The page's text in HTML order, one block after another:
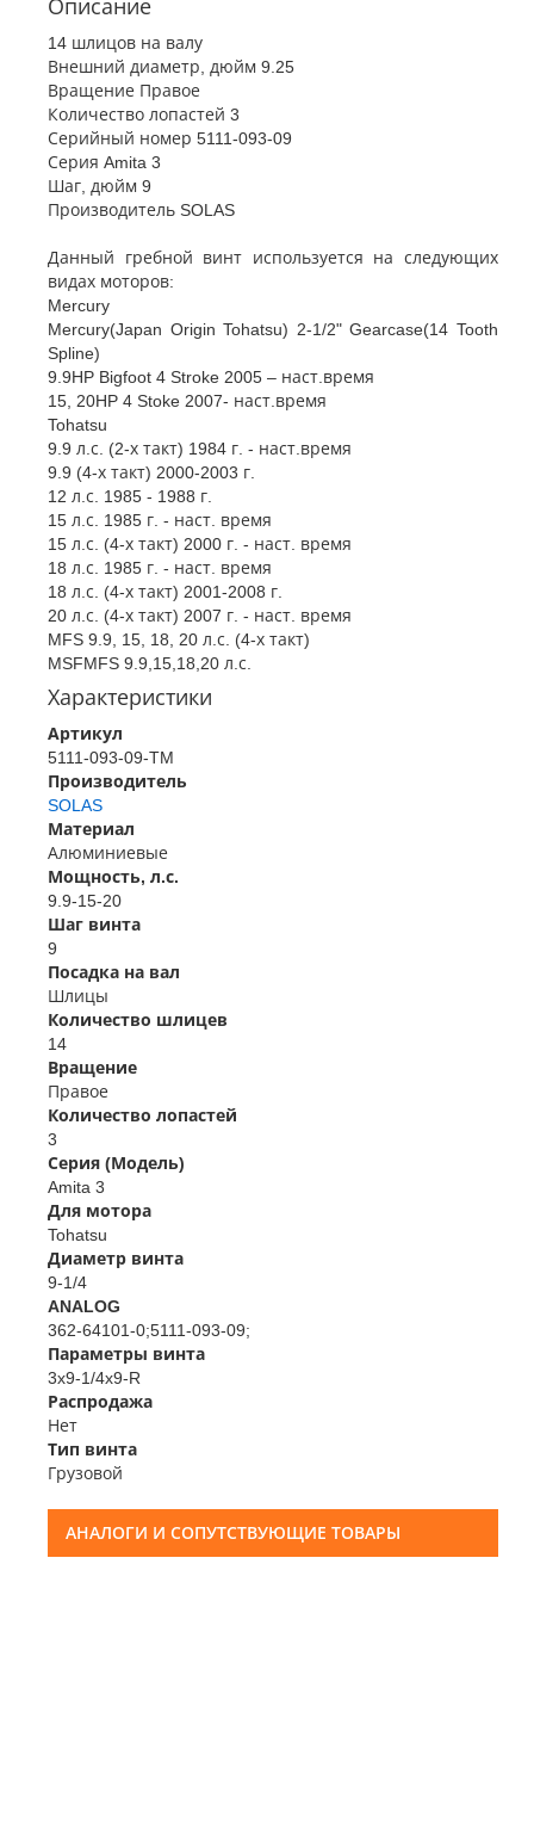
Описание
14 шлицов на валу
Внешний диаметр, дюйм 9.25
Вращение Правое
Количество лопастей 3
Серийный номер 5111-093-09
Серия Amita 3
Шаг, дюйм 9
Производитель SOLAS
Данный гребной винт используется на следующих
видах моторов:
Mercury
Mercury(Japan Origin Tohatsu) 2-1/2" Gearcase(14 Tooth
Spline)
9.9HP Bigfoot 4 Stroke 2005 – наст.время
15, 20HP 4 Stoke 2007- наст.время
Tohatsu
9.9 л.с. (2-х такт) 1984 г. - наст.время
9.9 (4-х такт) 2000-2003 г.
12 л.с. 1985 - 1988 г.
15 л.с. 1985 г. - наст. время
15 л.с. (4-х такт) 2000 г. - наст. время
18 л.с. 1985 г. - наст. время
18 л.с. (4-х такт) 2001-2008 г.
20 л.с. (4-х такт) 2007 г. - наст. время
MFS 9.9, 15, 18, 20 л.с. (4-х такт)
MSFMFS 9.9,15,18,20 л.с.
Характеристики
Артикул
5111-093-09-TM
Производитель
SOLAS
Материал
Алюминиевые
Мощность, л.с.
9.9-15-20
Шаг винта
9
Посадка на вал
Шлицы
Количество шлицев
14
Вращение
Правое
Количество лопастей
3
Серия (Модель)
Amita 3
Для мотора
Tohatsu
Диаметр винта
9-1/4
ANALOG
362-64101-0;5111-093-09;
Параметры винта
3x9-1/4x9-R
Распродажа
Нет
Тип винта
Грузовой
АНАЛОГИ И СОПУТСТВУЮЩИЕ ТОВАРЫ